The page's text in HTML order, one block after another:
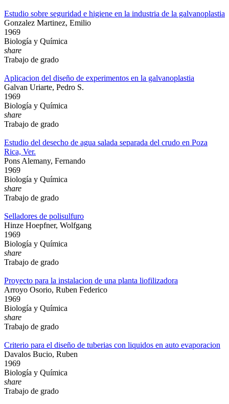
Estudio sobre seguridad e higiene en la industria de la galvanoplastia
Gonzalez Martinez, Emilio
1969
Biología y Química
share
Trabajo de grado
Aplicacion del diseño de experimentos en la galvanoplastia
Galvan Uriarte, Pedro S.
1969
Biología y Química
share
Trabajo de grado
Estudio del desecho de agua salada separada del crudo en Poza
Rica, Ver.
Pons Alemany, Fernando
1969
Biología y Química
share
Trabajo de grado
Selladores de polisulfuro
Hinze Hoepfner, Wolfgang
1969
Biología y Química
share
Trabajo de grado
Proyecto para la instalacion de una planta liofilizadora
Arroyo Osorio, Ruben Federico
1969
Biología y Química
share
Trabajo de grado
Criterio para el diseño de tuberias con liquidos en auto evaporacion
Davalos Bucio, Ruben
1969
Biología y Química
share
Trabajo de grado